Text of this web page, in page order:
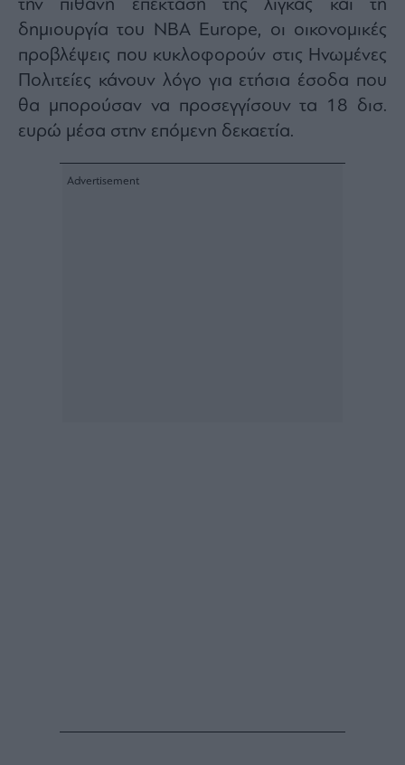
την πιθανή επέκταση της λίγκας και τη
δημιουργία του NBA Europe, οι οικονομικές
προβλέψεις που κυκλοφορούν στις Ηνωμένες
Πολιτείες κάνουν λόγο για ετήσια έσοδα που
θα μπορούσαν να προσεγγίσουν τα 18 δισ.
ευρώ μέσα στην επόμενη δεκαετία.